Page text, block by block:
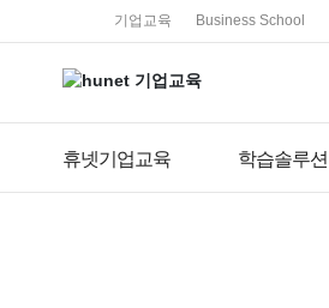
기업교육 Business School
휴넷기업교육 학습솔루션